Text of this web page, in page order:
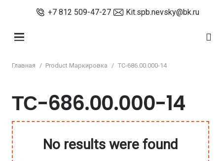
+7 812 509-47-27 Kit.spb.nevsky@bk.ru
Главная / Product Маркировка / ТС-686.00.000-14
ТС-686.00.000-14
No results were found